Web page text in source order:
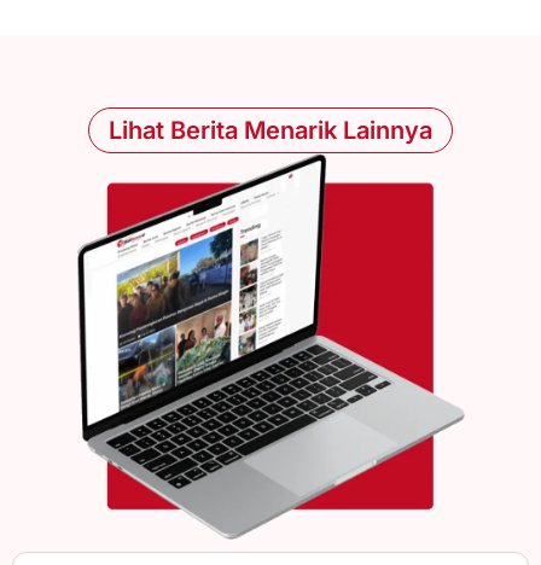
Lihat Berita Menarik Lainnya